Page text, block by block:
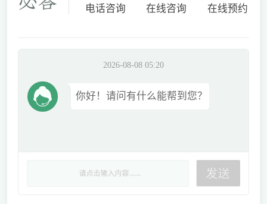
电话咨询 在线咨询 在线预约
2026-08-08 05:20
你好！请问有什么能帮到您？